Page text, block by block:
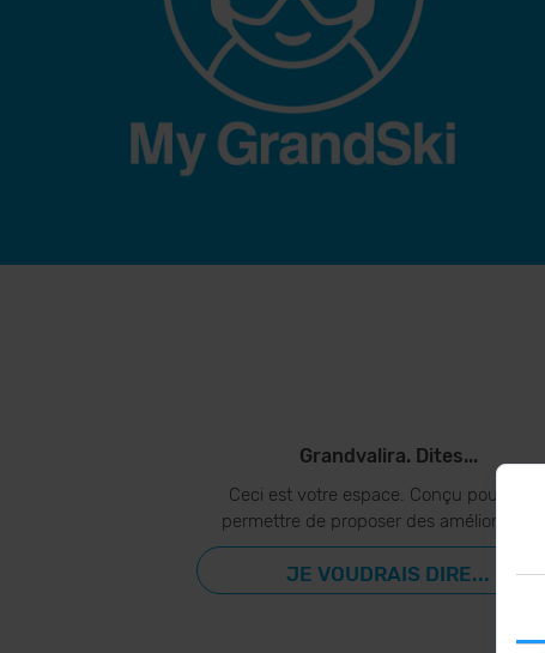
Grandvalira. Dites...
Ceci est votre espace. Conçu pour vous
permettre de proposer des améliorations..
JE VOUDRAIS DIRE...